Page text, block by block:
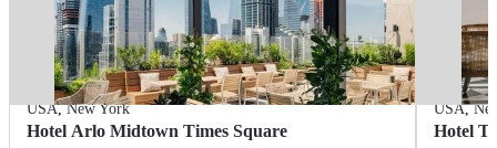
USA,New York
Hotel Arlo Midtown Times Square
USA,
Hotel